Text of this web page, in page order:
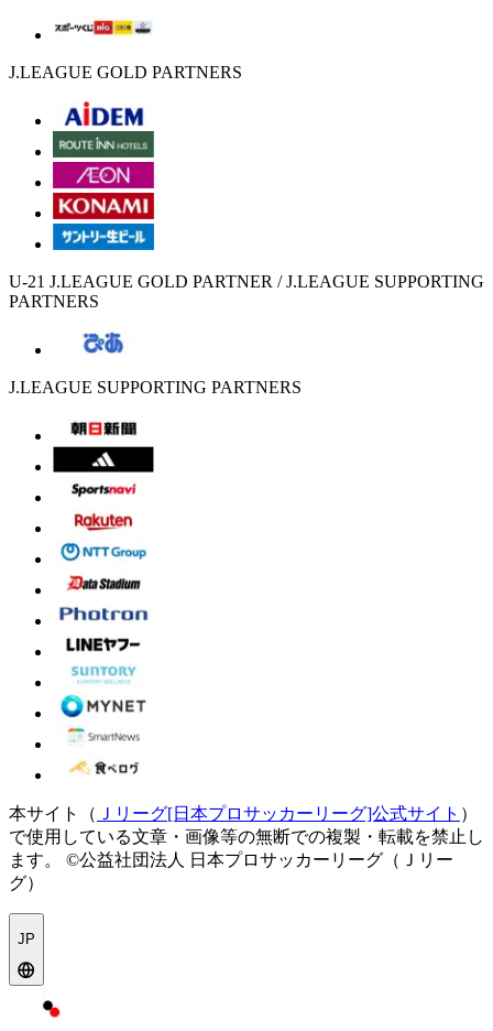
J.LEAGUE GOLD PARTNERS
U-21 J.LEAGUE GOLD PARTNER / J.LEAGUE SUPPORTING
PARTNERS
J.LEAGUE SUPPORTING PARTNERS
本サイト（ Ｊリーグ[日本プロサッカーリーグ]公式サイト ）
で使用している文章・画像等の無断での複製・転載を禁止し
ます。
©公益社団法人 日本プロサッカーリーグ（Ｊリー
グ）
JP